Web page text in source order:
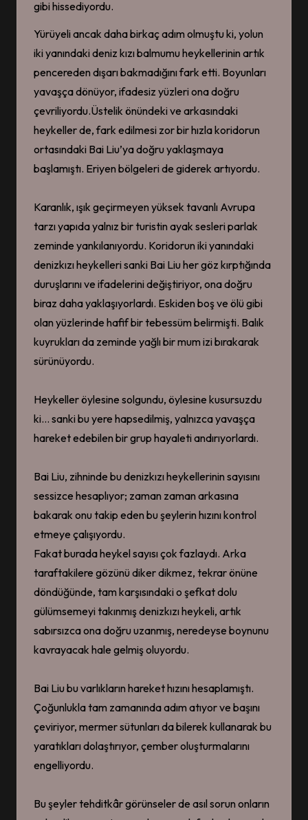
gibi hissediyordu.
Yürüyeli ancak daha birkaç adım olmuştu ki, yolun
iki yanındaki deniz kızı balmumu heykellerinin artık
pencereden dışarı bakmadığını fark etti. Boyunları
yavaşça dönüyor, ifadesiz yüzleri ona doğru
çevriliyordu.Üstelik önündeki ve arkasındaki
heykeller de, fark edilmesi zor bir hızla koridorun
ortasındaki Bai Liu’ya doğru yaklaşmaya
başlamıştı. Eriyen bölgeleri de giderek artıyordu.
Karanlık, ışık geçirmeyen yüksek tavanlı Avrupa
tarzı yapıda yalnız bir turistin ayak sesleri parlak
zeminde yankılanıyordu. Koridorun iki yanındaki
denizkızı heykelleri sanki Bai Liu her göz kırptığında
duruşlarını ve ifadelerini değiştiriyor, ona doğru
biraz daha yaklaşıyorlardı. Eskiden boş ve ölü gibi
olan yüzlerinde hafif bir tebessüm belirmişti. Balık
kuyrukları da zeminde yağlı bir mum izi bırakarak
sürünüyordu.
Heykeller öylesine solgundu, öylesine kusursuzdu
ki… sanki bu yere hapsedilmiş, yalnızca yavaşça
hareket edebilen bir grup hayaleti andırıyorlardı.
Bai Liu, zihninde bu denizkızı heykellerinin sayısını
sessizce hesaplıyor; zaman zaman arkasına
bakarak onu takip eden bu şeylerin hızını kontrol
etmeye çalışıyordu.
Fakat burada heykel sayısı çok fazlaydı. Arka
taraftakilere gözünü diker dikmez, tekrar önüne
döndüğünde, tam karşısındaki o şefkat dolu
gülümsemeyi takınmış denizkızı heykeli, artık
sabırsızca ona doğru uzanmış, neredeyse boynunu
kavrayacak hale gelmiş oluyordu.
Bai Liu bu varlıkların hareket hızını hesaplamıştı.
Çoğunlukla tam zamanında adım atıyor ve başını
çeviriyor, mermer sütunları da bilerek kullanarak bu
yaratıkları dolaştırıyor, çember oluşturmalarını
engelliyordu.
Bu şeyler tehditkâr görünseler de asıl sorun onların